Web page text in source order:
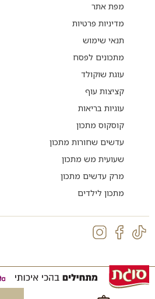
מפת אתר
מדיניות פרטיות
תנאי שימוש
מתכונים לפסח
עוגת שוקולד
קציצות עוף
עוגיות בריאות
קוסקוס מתכון
עדשים שחורות מתכון
שעועית מש מתכון
מרק עדשים מתכון
מתכון לילדים